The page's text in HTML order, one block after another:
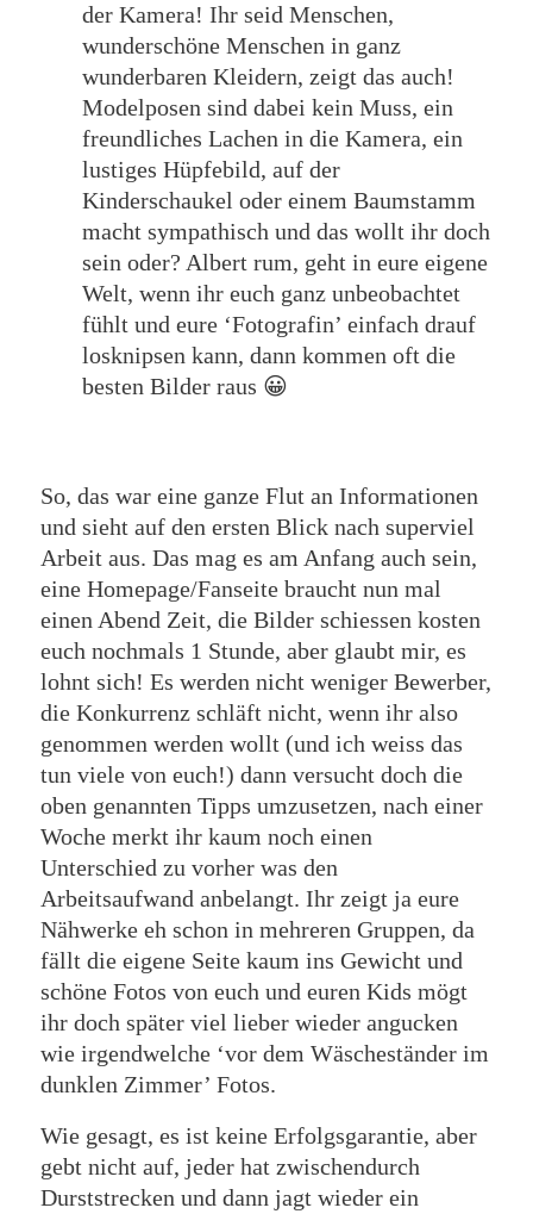
der Kamera! Ihr seid Menschen,
wunderschöne Menschen in ganz
wunderbaren Kleidern, zeigt das auch!
Modelposen sind dabei kein Muss, ein
freundliches Lachen in die Kamera, ein
lustiges Hüpfebild, auf der
Kinderschaukel oder einem Baumstamm
macht sympathisch und das wollt ihr doch
sein oder? Albert rum, geht in eure eigene
Welt, wenn ihr euch ganz unbeobachtet
fühlt und eure ‘Fotografin’ einfach drauf
losknipsen kann, dann kommen oft die
besten Bilder raus 😀
So, das war eine ganze Flut an Informationen
und sieht auf den ersten Blick nach superviel
Arbeit aus. Das mag es am Anfang auch sein,
eine Homepage/Fanseite braucht nun mal
einen Abend Zeit, die Bilder schiessen kosten
euch nochmals 1 Stunde, aber glaubt mir, es
lohnt sich! Es werden nicht weniger Bewerber,
die Konkurrenz schläft nicht, wenn ihr also
genommen werden wollt (und ich weiss das
tun viele von euch!) dann versucht doch die
oben genannten Tipps umzusetzen, nach einer
Woche merkt ihr kaum noch einen
Unterschied zu vorher was den
Arbeitsaufwand anbelangt. Ihr zeigt ja eure
Nähwerke eh schon in mehreren Gruppen, da
fällt die eigene Seite kaum ins Gewicht und
schöne Fotos von euch und euren Kids mögt
ihr doch später viel lieber wieder angucken
wie irgendwelche ‘vor dem Wäscheständer im
dunklen Zimmer’ Fotos.
Wie gesagt, es ist keine Erfolgsgarantie, aber
gebt nicht auf, jeder hat zwischendurch
Durststrecken und dann jagt wieder ein